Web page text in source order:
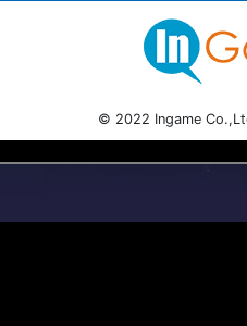
© 2022 Ingame